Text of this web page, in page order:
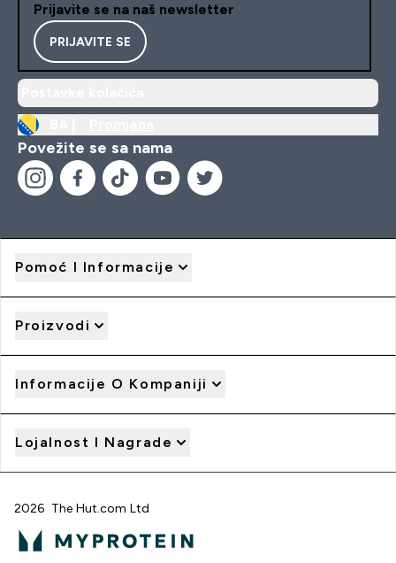
Prijavite se na naš newsletter
PRIJAVITE SE
Povežite se sa nama
Pomoć I Informacije
Proizvodi
Informacije O Kompaniji
Lojalnost I Nagrade
2026 The Hut.com Ltd